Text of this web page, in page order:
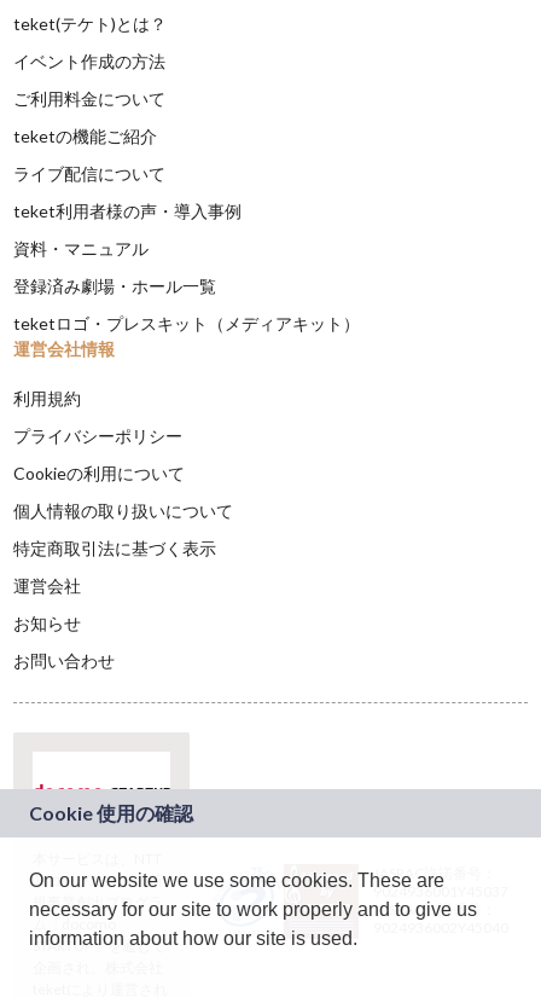
teket(テケト)とは？
イベント作成の方法
ご利用料金について
teketの機能ご紹介
ライブ配信について
teket利用者様の声・導入事例
資料・マニュアル
登録済み劇場・ホール一覧
teketロゴ・プレスキット（メディアキット）
運営会社情報
利用規約
プライバシーポリシー
Cookieの利用について
個人情報の取り扱いについて
特定商取引法に基づく表示
運営会社
お知らせ
お問い合わせ
ドコモグループの新
規事業創出プログラ
ム「docomo
STARTUP」を通じて
JASRAC許諾番号：
9024936001Y45037
JASRAC許諾番号：
On our website we use some cookies. These are
necessary for our site to work properly and to give us
information about how our site is used.